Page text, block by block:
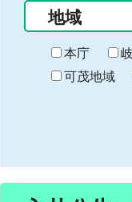
の
始
ま
り
地域
本庁
可茂地域